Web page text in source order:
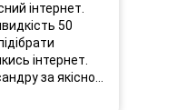
інтернет.
50
інтернет.
за якісно